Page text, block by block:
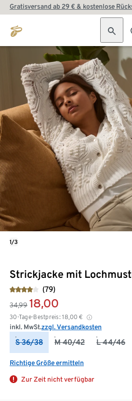
Gratisversand ab 29 € & kostenlose
Strickjacke mit
(79)
34,99 18,00
30-Tage-Bestpreis: 18,00 €
inkl. MwSt.zzgl. Versandkosten
S 36/38 M 40/42 L 44/46
Richtige Größe ermitteln
Zur Zeit nicht verfügbar
1/3